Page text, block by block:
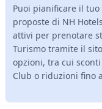
Puoi pianificare il
proposte di NH
attivi per prenotare
Turismo tramite il
opzioni, tra cui
Club o riduzioni fino